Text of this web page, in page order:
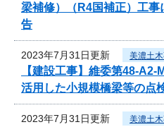
梁補修）（R4国補正）工
告
2023年7月31日更新 美濃土
【建設工事】維委第48-
活用した小規模橋梁等の点
2023年7月31日更新 美濃土